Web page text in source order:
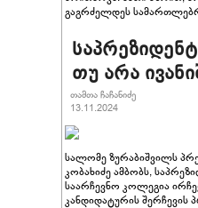
გაგრძელდეს
თუ არა
თამთა ჩაჩანიძე
13.11.2024
სალომე ზურაბიშვილს
კობახიძე ამბობს,
საარჩევნო კოლეგია
კანდიდატურის შერჩევის